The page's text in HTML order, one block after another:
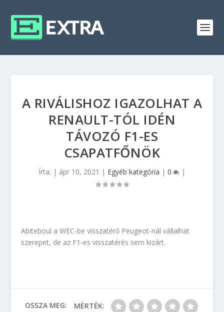
A RIVÁLISHOZ IGAZOLHAT A
RENAULT-TÓL IDÉN
TÁVOZÓ F1-ES
CSAPATFŐNÖK
Írta: | ápr 10, 2021 | Egyéb kategória | 0 |
Abiteboul a WEC-be visszatérő Peugeot-nál vállalhat
szerepet, de az F1-es visszatérés sem kizárt.
OSSZA MEG: MÉRTÉK: